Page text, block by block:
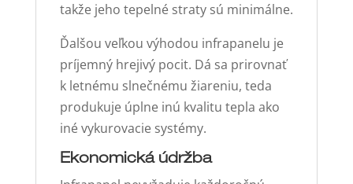
takže jeho tepelné straty sú minimálne.
Ďalšou veľkou výhodou infrapanelu je
príjemný hrejivý pocit. Dá sa prirovnať
k letnému slnečnému žiareniu, teda
produkuje úplne inú kvalitu tepla ako
iné vykurovacie systémy.
Ekonomická údržba